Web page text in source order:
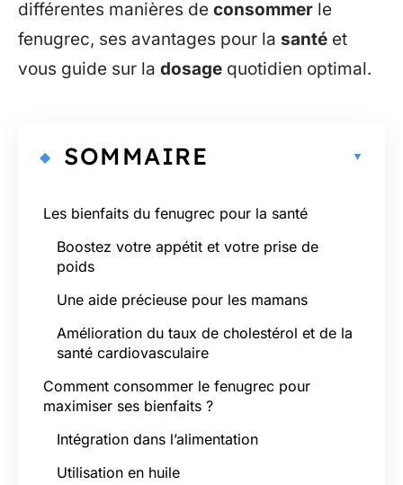
différentes manières de consommer le
fenugrec, ses avantages pour la santé et
vous guide sur la dosage quotidien optimal.
SOMMAIRE
Les bienfaits du fenugrec pour la santé
Boostez votre appétit et votre prise de
poids
Une aide précieuse pour les mamans
Amélioration du taux de cholestérol et de la
santé cardiovasculaire
Comment consommer le fenugrec pour
maximiser ses bienfaits ?
Intégration dans l’alimentation
Utilisation en huile